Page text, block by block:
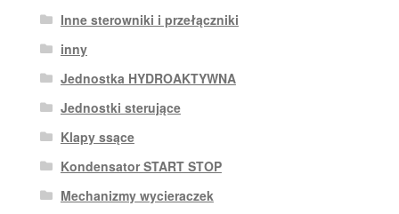
Inne sterowniki i przełączniki
inny
Jednostka HYDROAKTYWNA
Jednostki sterujące
Klapy ssące
Kondensator START STOP
Mechanizmy wycieraczek